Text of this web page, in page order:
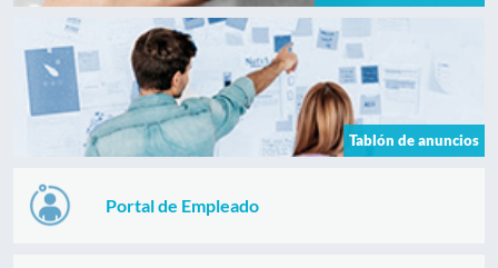
Tablón de anuncios
Portal de Empleado